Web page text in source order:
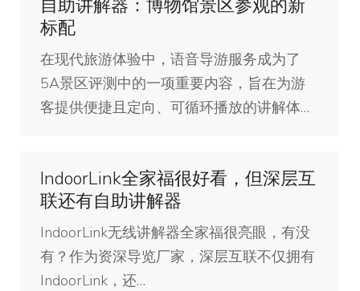
自助讲解器：博物馆景区参观的新
标配
在现代旅游体验中，语音导游服务成为了
5A景区评测中的一项重要内容，旨在为游
客提供便捷且定向、可循环播放的讲解体…
IndoorLink全家福很好看，但深层互
联还有自助讲解器
IndoorLink无线讲解器全家福很亮眼，有没
有？作为资深导览厂家，深层互联不仅拥有
IndoorLink，还…